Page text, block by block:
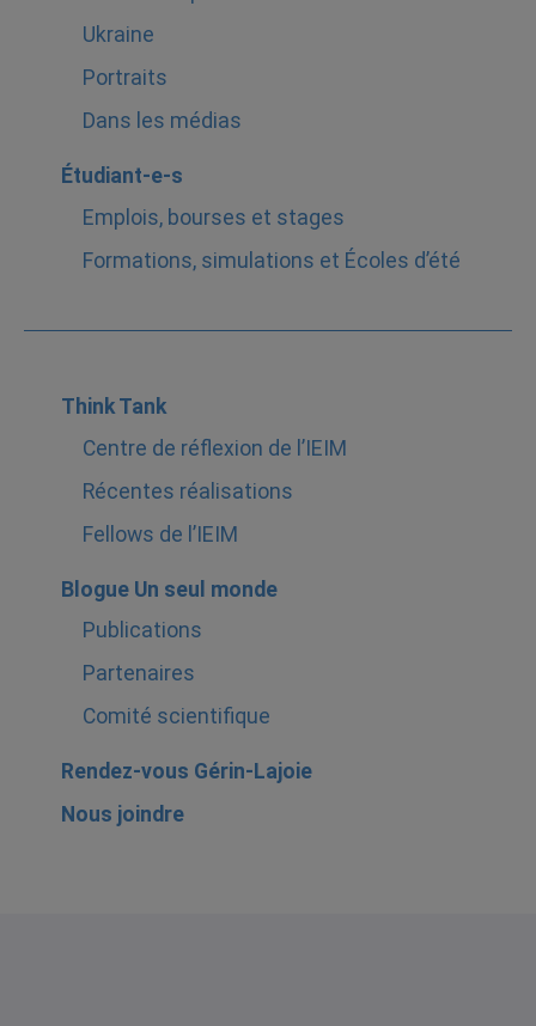
Ukraine
Portraits
Dans les médias
Étudiant-e-s
Emplois, bourses et stages
Formations, simulations et Écoles d’été
Think Tank
Centre de réflexion de l’IEIM
Récentes réalisations
Fellows de l’IEIM
Blogue Un seul monde
Publications
Partenaires
Comité scientifique
Rendez-vous Gérin-Lajoie
Nous joindre